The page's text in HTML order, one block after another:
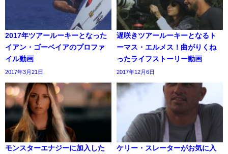
2017年ツアールーキーとなった
イアン・ゴーベイアのプロファ
イル動画
2017年3月21日
遅咲きツアールーキーとなるト
ーマス・エルメス！曲がりくね
ったライフストーリー動画
2017年12月6日
モンスターエナジーに加入した
ケリー・スレーターがお気に入